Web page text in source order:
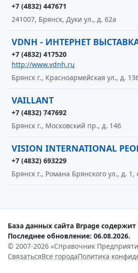
+7 (4832) 447671
241007, Брянск, Дуки ул., д. 62а
VDNH - ИНТЕРНЕТ
+7 (4832) 417520
http://www.vdnh.ru
Брянск г., Красноармейская ул., д.
VAILLANT
+7 (4832) 747692
Брянск г., Московский пр., д. 146
VISION INTERNATIONAL
+7 (4832) 693229
Брянск г., Романа Брянского ул., д. 1,
База данных сайта Brpage
Последнее обновление: 06.08.2026.
© 2007-2026 «Справочник
СвязатьсяВсе городаПолитика